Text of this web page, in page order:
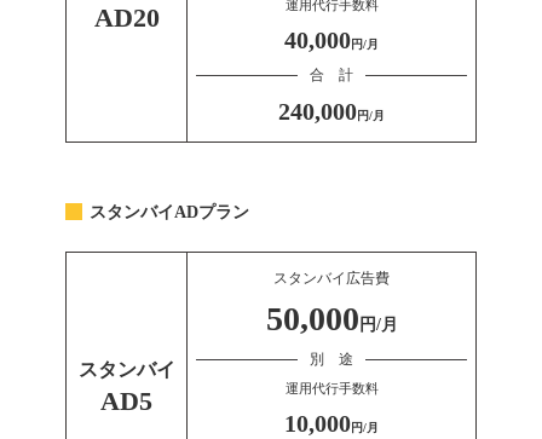
AD20 運用代行手数料
40,000円/月
合 計
240,000円/月
スタンバイADプラン
スタンバイ
AD5
スタンバイ広告費
50,000 円/月
別 途
運用代行手数料
10,000円/月